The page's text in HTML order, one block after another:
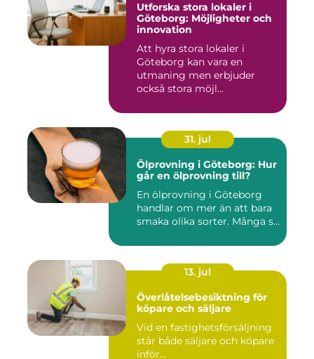
Utforska stora lokaler i
Göteborg: Möjligheter och
innovation
Att hyra stora lokaler i
Göteborg kan vara en
utmaning men erbjuder
också stora möjl...
31. jul
Ölprovning i Göteborg: Hur
går en ölprovning till?
En ölprovning i Göteborg
handlar om mer än att bara
smaka olika sorter. Många s...
13. jul
Överlåtelsebesiktning för
köpare och säljare
Vid en fastighetsförsäljning
står både säljare och köpare
inför...